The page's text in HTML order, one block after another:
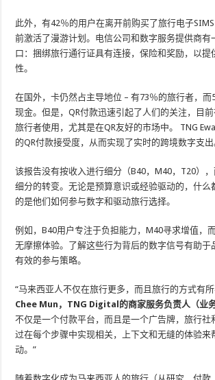
此外，有42％的用户在离开前购买了旅行电子
前激活了漫游计划。电信公司和数字服务提供商有
口：捆绑旅行通行证具有连接，保险和奖励，以提
性。
在国外，卡仍然占主导地位 – 有73％的旅行者，而
现金。但是，QR付款迅速引起了人们的关注，目
旅行者使用，尤其是在QR友好的市场中。 TNG
的QR付款接受度，从而实现了实时的跨境数字支出
该报告没有按收入进行细分（B40，M40，T20）
细分的转变。无论是预算意识或经验驱动的，什么
的是他们如何参与数字和驱动旅行选择。
例如，B40用户专注于负担能力，M40寻求增值，
无摩擦体验。了解这些行为背后的数字信号有助于
有效的参与策略。
“马来西亚人不仅在旅行更多，而且旅行的方式有
Chee Mun，TNG Digital的商家服务负责人（业
不仅是一个付款平台，而且是一个广告牌，旅行社
过在每个步骤中实现相关，上下文和无缝的体验来
动。”